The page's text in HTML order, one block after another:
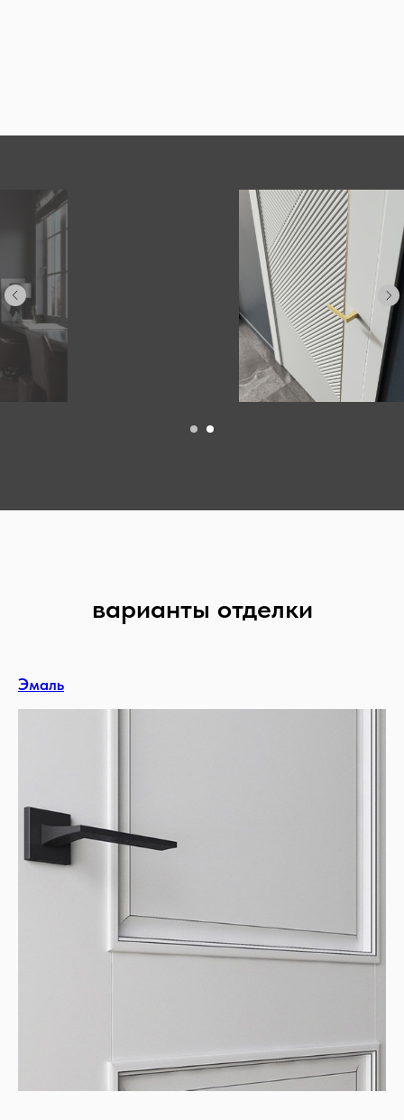
варианты отделки
Эмаль